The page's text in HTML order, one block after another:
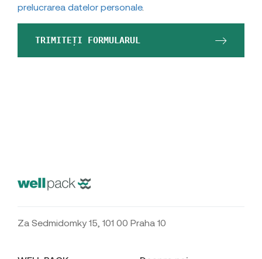
prelucrarea datelor personale.
TRIMITEȚI FORMULARUL
Za Sedmidomky 15, 101 00 Praha 10